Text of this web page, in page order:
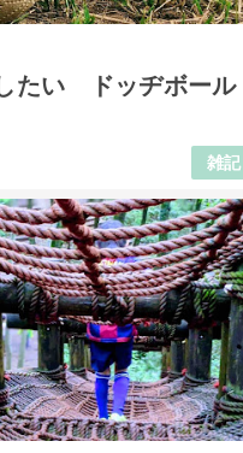
たい ドッヂボール
雑記